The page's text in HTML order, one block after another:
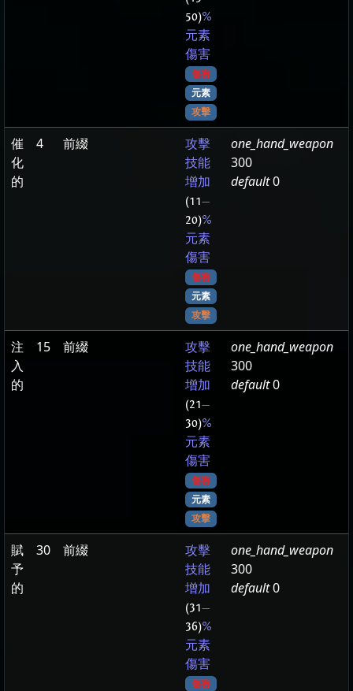
50)%
元素
傷害
傷害
元素
攻擊
催
化
的
4 前綴
攻擊
技能
增加
(11—
20)%
元素
傷害
傷害
元素
攻擊
one_hand_weapon
300
default0
注
入
的
15 前綴
攻擊
技能
增加
(21—
30)%
元素
傷害
傷害
元素
攻擊
one_hand_weapon
300
default0
賦
予
的
30 前綴
攻擊
技能
增加
(31—
36)%
元素
傷害
傷害
one_hand_weapon
300
default0